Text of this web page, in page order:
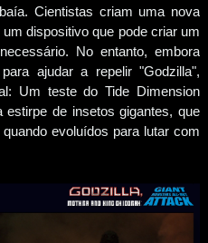
Cientistas criam uma nova
dispositivo que pode criar um
No entanto, embora
ajudar a repelir "Godzilla",
Um teste do Tide Dimension
de insetos gigantes, que
evoluídos para lutar com